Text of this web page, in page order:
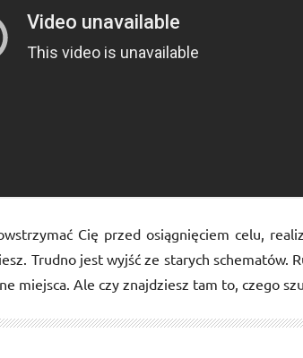
Cię przed osiągnięciem celu,
Trudno jest wyjść ze starych schematów.
miejsca. Ale czy znajdziesz tam to, czego